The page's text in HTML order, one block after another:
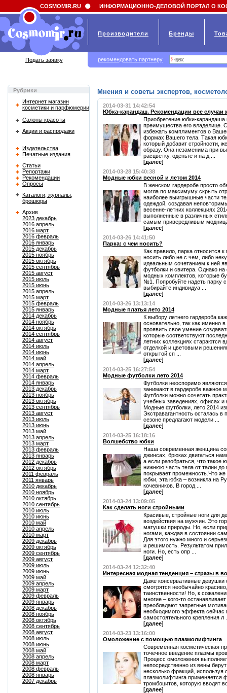
Field 'news_title' doesn't have a default value
Рубрики
Интернет магазин
косметики и парфюмерии
Салоны красоты
Акции и распродажи
Издательства
Печатные издания
Статьи
Репортажи
Рекомендации
Опросы
Каталоги, журналы,
брошюры
Архив
2023 декабрь
2016 апрель
2016 март
2016 февраль
2016 январь
2015 декабрь
2015 ноябрь
2015 октябрь
2015 сентябрь
2015 август
2015 июль
2015 июнь
2015 апрель
2015 март
2015 февраль
2015 январь
2014 декабрь
2014 ноябрь
2014 октябрь
2014 сентябрь
2014 август
2014 июль
2014 июнь
2014 май
2014 апрель
2014 март
2014 февраль
2014 январь
2013 декабрь
2013 ноябрь
2013 октябрь
2013 сентябрь
2013 август
2013 июль
2013 июнь
2013 май
2013 апрель
2013 март
2013 февраль
2013 январь
2012 декабрь
2012 октябрь
2011 февраль
2011 январь
2010 декабрь
2010 ноябрь
2010 октябрь
2010 сентябрь
2010 июль
2010 июнь
2010 май
2010 апрель
2010 март
2009 декабрь
2009 октябрь
2009 сентябрь
2009 август
2009 июль
2009 июнь
2009 май
2009 апрель
2009 март
2009 февраль
2009 январь
2008 декабрь
2008 ноябрь
2008 октябрь
2008 сентябрь
2008 август
2008 июль
2008 июнь
2008 май
2008 апрель
2008 март
2008 февраль
2008 январь
2007 декабрь
Мнения и советы экспертов,
2014-03-31 14:42:54
Юбка-карандаш. Рекомендации все случаи
Приобретение юбки-карандаша
преимущества его владелице.
избежать комплиментов о
формах Вашего тела. Такая
который добавит стройности,
образу. Она незаменима при
расцветку, оденьте и на д ...
[далее]
2014-03-28 15:40:38
Модные юбки весной и летом 2014
В женском гардеробе просто
могла по максимуму скрыть
наиболее выигрышные части
одеждой, создавая
весенне-летних коллекциях
выполненные в различных
самым привередливым
[далее]
2014-03-26 14:41:50
Парка: с чем носить?
Как правило, парка относится
носить либо не с чем, либо
идеальным сочетанием к ней
футболки и свитера. Однако
модных комплектов, которые
№1. Попробуйте надеть парку
выбирайте индивидуа ...
[далее]
2014-03-26 13:13:14
Модные платья лето 2014
К выбору летнего гардероба
основательно, так как именно
проявить свое умение
которые соответствуют
летних коллекциях стараются
отделкой и цветовыми
открытой сп ...
[далее]
2014-03-25 16:27:54
Модные футболки лето 2014
Футболки неоспоримо
занимают в гардеробе важное
Футболки можно сочетать
учебных заведениях, офисах и
Модные футболки, лето 2014
Экстравагантность осталась
сезоне предлагают модели ...
[далее]
2014-03-25 16:18:16
Волшебство юбки
Наша современная женщина
джинсах, брюках двигаться
а если разобраться, что
нижнюю часть тела от талии
покрывает промежность.Что
юбки, эта юбка – возникла на
кочевников. В город ...
[далее]
2014-03-24 13:09:05
Как сделать ноги стройными
Красивые, стройные ноги для
воздействия на мужчин. Это
матушки природы. Но, если
ногами, каждая в состоянии
Для этого нужно много и
и решимость. Результатом
ноги. Но, есть опр ...
[далее]
2014-03-24 12:32:40
Интересная модная тенденция – стразы в
Даже консервативные девушки
смотрятся необычайно
таинственности! Но, к
многие – кого-то
преобладают запретные
необходимого эффекта сейчас
самостоятельного крепления л
[далее]
2014-03-23 13:16:00
Омоложение с помощью плазмолифтинга
Современная косметическая
точечное введение плазмы
Процесс омоложения
непосредственно из вены
несколько фракций, используя
плазмолифтинга применяется
тромбоцитов, которую вводят
[далее]
COSMOMIR.RU ИНФОРМАЦИОННО-ДЕЛОВОЙ ПОРТАЛ О
Производители Бренды
Подать заявку рекомендовать партнеру